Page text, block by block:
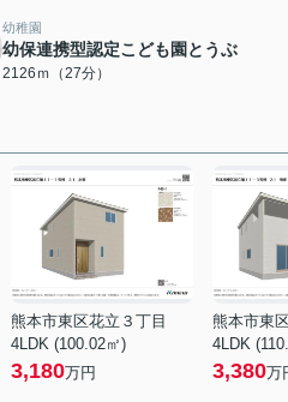
幼稚園
幼保連携型認定こども園とうぶ
2126ｍ（27分）
熊本市東区花立３丁目
4LDK (100.02㎡)
3,180万円
熊本市東
4LDK
3,380万